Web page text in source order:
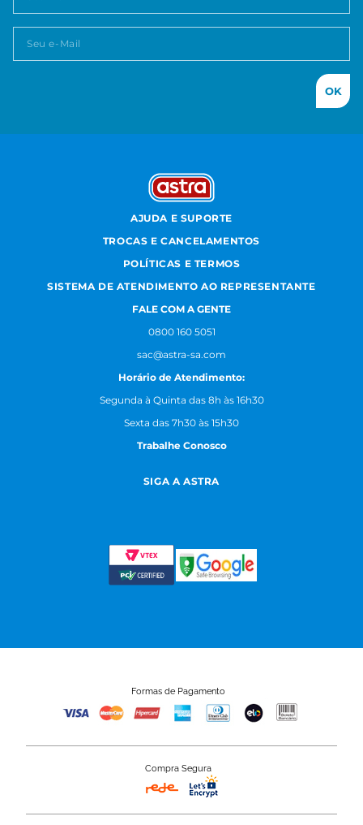
OK
AJUDA E SUPORTE
TROCAS E CANCELAMENTOS
POLÍTICAS E TERMOS
SISTEMA DE ATENDIMENTO AO REPRESENTANTE
FALE COM A GENTE
0800 160 5051
sac@astra-sa.com
Horário de Atendimento:
Segunda à Quinta das 8h às 16h30
Sexta das 7h30 às 15h30
Trabalhe Conosco
SIGA A ASTRA
Formas de Pagamento
Compra Segura